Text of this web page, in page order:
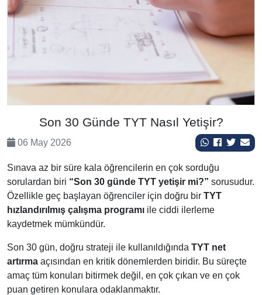
Son 30 Günde TYT Nasıl Yetişir?
06 May 2026
Sınava az bir süre kala öğrencilerin en çok sorduğu
sorulardan biri “Son 30 günde TYT yetişir mi?” sorusudur.
Özellikle geç başlayan öğrenciler için doğru bir TYT
hızlandırılmış çalışma programı ile ciddi ilerleme
kaydetmek mümkündür.
Son 30 gün, doğru strateji ile kullanıldığında TYT net
artırma açısından en kritik dönemlerden biridir. Bu süreçte
amaç tüm konuları bitirmek değil, en çok çıkan ve en çok
puan getiren konulara odaklanmaktır.